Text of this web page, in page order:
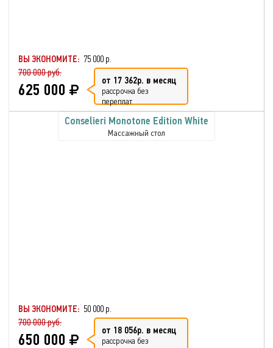
ВЫ ЭКОНОМИТЕ: 75 000 р.
700 000 руб.
625 000 от 17 362р. в месяц
рассрочка без
переплат
Conselieri Monotone Edition White
Массажный стол
ВЫ ЭКОНОМИТЕ: 50 000 р.
700 000 руб.
650 000 от 18 056р. в месяц
рассрочка без